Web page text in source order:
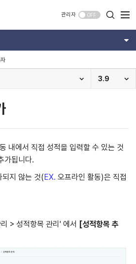
관리자 OFF
3.9
내에서 직접 성적을 입력할 수 있는 것
가됩니다.
되지 않는 것(EX. 오프라인 활동)은 직접
> 성적항목 관리' 에서 [성적항목 추